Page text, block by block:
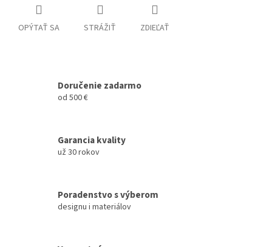
OPÝTAŤ SA STRÁŽIŤ ZDIEĽAŤ
Doručenie zadarmo
od 500 €
Garancia kvality
už 30 rokov
Poradenstvo s výberom
designu i materiálov